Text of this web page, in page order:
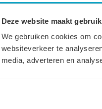
Deze website maakt
We gebruiken cookies om
websiteverkeer te
media, adverteren en
uw
van uw Matras 205 x
worden in
maat dan Matras 205 x
Dat kan ook!